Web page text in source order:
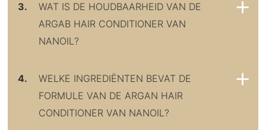
3.
WAT IS DE HOUDBAARHEID VAN DE
ARGAB HAIR CONDITIONER VAN
NANOIL?
4.
WELKE INGREDIËNTEN BEVAT DE
FORMULE VAN DE ARGAN HAIR
CONDITIONER VAN NANOIL?